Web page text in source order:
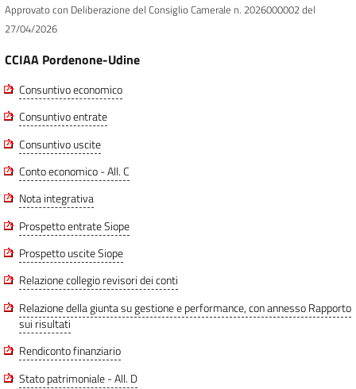
Approvato con Deliberazione del Consiglio Camerale n. 2026000002 del
27/04/2026
CCIAA Pordenone-Udine
Consuntivo economico
Consuntivo entrate
Consuntivo uscite
Conto economico - All. C
Nota integrativa
Prospetto entrate Siope
Prospetto uscite Siope
Relazione collegio revisori dei conti
Relazione della giunta su gestione e performance, con annesso Rapporto
sui risultati
Rendiconto finanziario
Stato patrimoniale - All. D